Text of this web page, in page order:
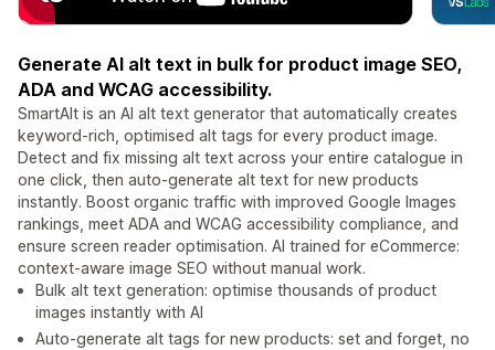
Generate AI alt text in bulk for product image SEO,
ADA and WCAG accessibility.
SmartAlt is an AI alt text generator that automatically creates
keyword-rich, optimised alt tags for every product image.
Detect and fix missing alt text across your entire catalogue in
one click, then auto-generate alt text for new products
instantly. Boost organic traffic with improved Google Images
rankings, meet ADA and WCAG accessibility compliance, and
ensure screen reader optimisation. AI trained for eCommerce:
context-aware image SEO without manual work.
Bulk alt text generation: optimise thousands of product
images instantly with AI
Auto-generate alt tags for new products: set and forget, no